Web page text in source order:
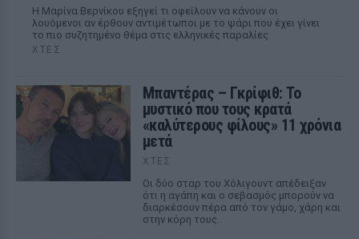
Η Μαρίνα Βερνίκου εξηγεί τι οφείλουν να κάνουν οι
λουόμενοι αν έρθουν αντιμέτωποι με το ψάρι που έχει γίνει
το πιο συζητημένο θέμα στις ελληνικές παραλίες
ΧΤΕΣ
Μπαντέρας – Γκρίφιθ: Το
μυστικό που τους κρατά
«καλύτερους φίλους» 11 χρόνια
μετά
ΧΤΕΣ
Οι δύο σταρ του Χόλιγουντ απέδειξαν
ότι η αγάπη και ο σεβασμός μπορούν να
διαρκέσουν πέρα από τον γάμο, χάρη και
στην κόρη τους.